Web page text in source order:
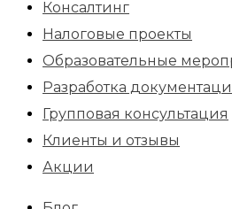
Консалтинг
Налоговые проекты
Образовательные
Разработка
Групповая консультация
Клиенты и отзывы
Акции